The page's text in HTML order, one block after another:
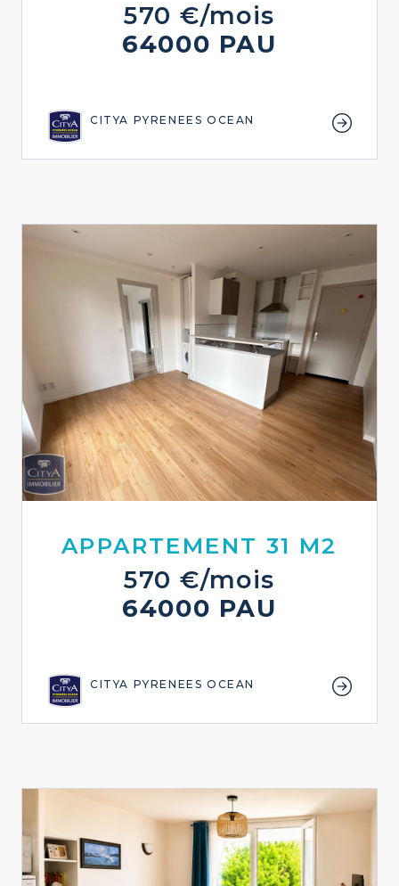
570 €/mois
64000 PAU
CITYA PYRENEES OCEAN
APPARTEMENT 31 M2
570 €/mois
64000 PAU
CITYA PYRENEES OCEAN